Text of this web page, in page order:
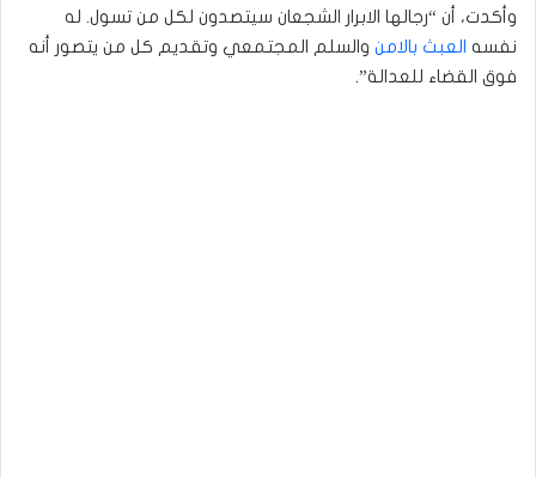
وأكدت، أن “رجالها الابرار الشجعان سيتصدون لكل من تسول. له
نفسه العبث بالامن والسلم المجتمعي وتقديم كل من يتصور أنه
فوق القضاء للعدالة”.